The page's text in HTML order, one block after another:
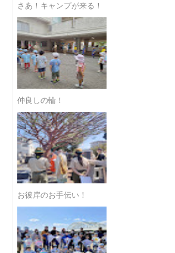
さあ！キャンプが来る！
仲良しの輪！
お彼岸のお手伝い！